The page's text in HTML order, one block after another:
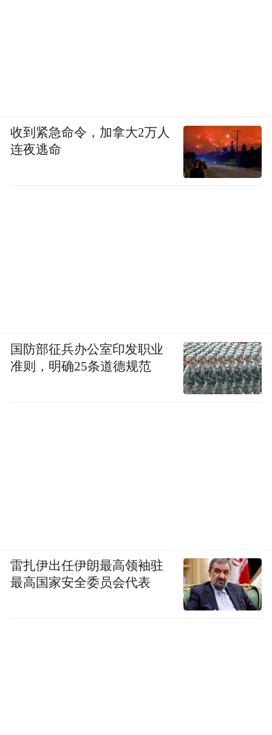
收到紧急命令，加拿大2万人
连夜逃命
国防部征兵办公室印发职业
准则，明确25条道德规范
雷扎伊出任伊朗最高领袖驻
最高国家安全委员会代表